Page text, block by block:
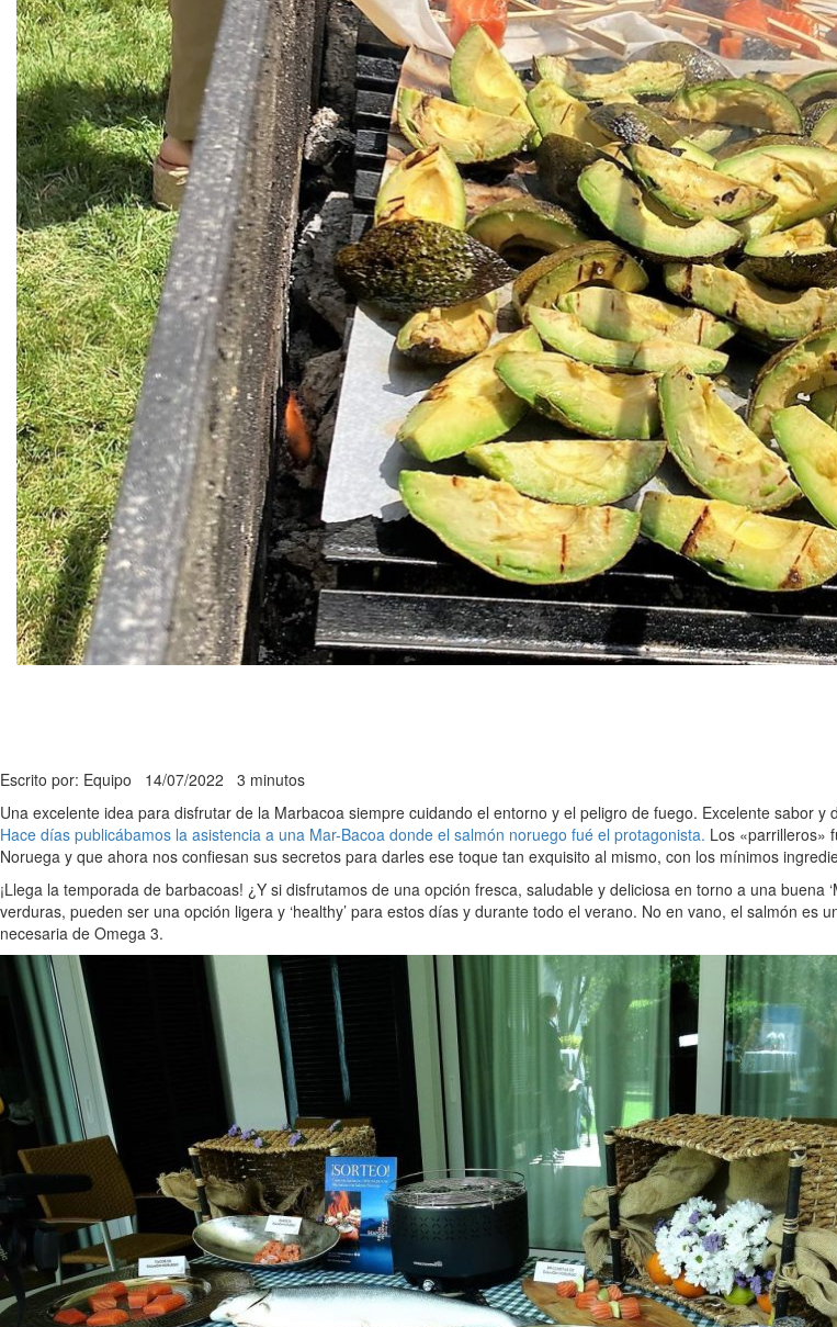
Escrito por: Equipo 14/07/2022 3 minutos
Una excelente idea para disfrutar de la Marbacoa siempre cuidando el entorno y el peligro de fuego. Excelente sabor y
Hace días publicábamos la asistencia a una Mar-Bacoa donde el salmón noruego fué el protagonista. Los «parrilleros»
Noruega y que ahora nos confiesan sus secretos para darles ese toque tan exquisito al mismo, con los mínimos
¡Llega la temporada de barbacoas! ¿Y si disfrutamos de una opción fresca, saludable y deliciosa en torno a una
verduras, pueden ser una opción ligera y ‘healthy’ para estos días y durante todo el verano. No en vano, el salmón
necesaria de Omega 3.